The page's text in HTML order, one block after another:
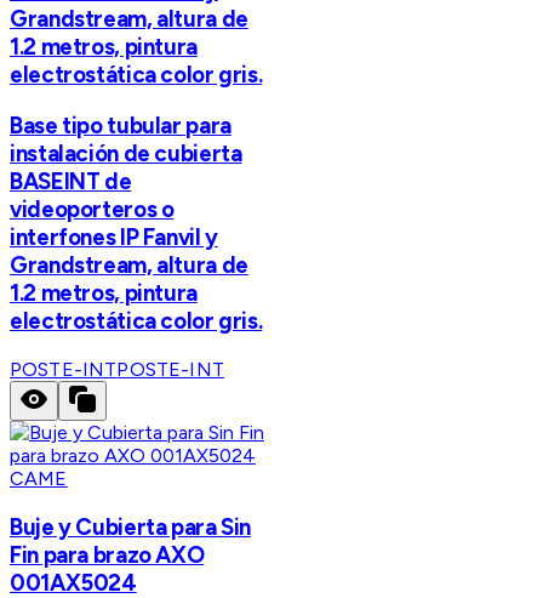
Grandstream, altura de
1.2 metros, pintura
electrostática color gris.
Base tipo tubular para
instalación de cubierta
BASEINT de
videoporteros o
interfones IP Fanvil y
Grandstream, altura de
1.2 metros, pintura
electrostática color gris.
POSTE-INTPOSTE-INT
CAME
Buje y Cubierta para Sin
Fin para brazo AXO
001AX5024